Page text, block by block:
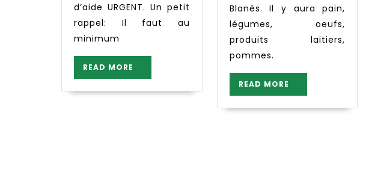
d’aide URGENT. Un petit
rappel: Il faut au
minimum
READ MORE
MORE
Blanès. Il y aura pain,
légumes, oeufs,
produits laitiers,
pommes.
READ MORE
MORE